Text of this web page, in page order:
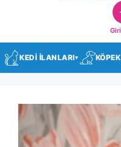
KEDİ İLANLARI▾